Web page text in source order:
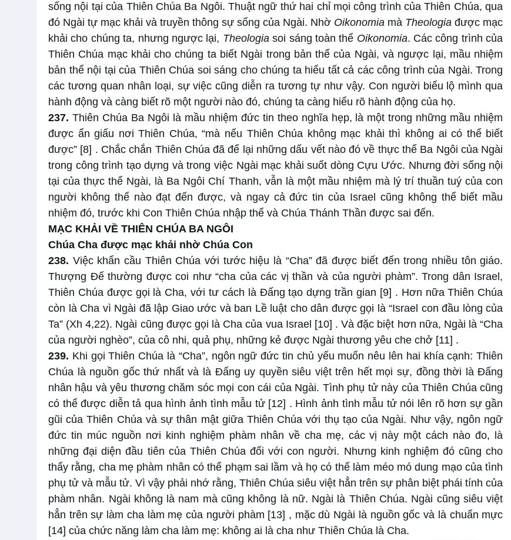
sống nội tại của Thiên Chúa Ba Ngôi. Thuật ngữ thứ hai chỉ mọi công trình của Thiên Chúa, qua
đó Ngài tự mạc khải và truyền thông sự sống của Ngài. Nhờ Oikonomia mà Theologiađược mạc
khải cho chúng ta, nhưng ngược lại, Theologiasoi sáng toàn thể Oikonomia. Các công trình của
Thiên Chúa mạc khải cho chúng ta biết Ngài trong bản thể của Ngài, và ngược lại, mầu nhiệm
bản thể nội tại của Thiên Chúa soi sáng cho chúng ta hiểu tất cả các công trình của Ngài. Trong
các tương quan nhân loại, sự việc cũng diễn ra tương tự như vậy. Con người biểu lộ mình qua
hành động và càng biết rõ một người nào đó, chúng ta càng hiểu rõ hành động của họ.
237. Thiên Chúa Ba Ngôi là mầu nhiệm đức tin theo nghĩa hẹp, là một trong những mầu nhiệm
được ẩn giấu nơi Thiên Chúa, “mà nếu Thiên Chúa không mạc khải thì không ai có thể biết
được” [8] . Chắc chắn Thiên Chúa đã để lại những dấu vết nào đó về thực thể Ba Ngôi của Ngài
trong công trình tạo dựng và trong việc Ngài mạc khải suốt dòng Cựu Ước. Nhưng đời sống nội
tại của thực thể Ngài, là Ba Ngôi Chí Thanh, vẫn là một mầu nhiệm mà lý trí thuần tuý của con
người không thể nào đạt đến được, và ngay cả đức tin của Israel cũng không thể biết mầu
nhiệm đó, trước khi Con Thiên Chúa nhập thể và Chúa Thánh Thần được sai đến.
MẠC KHẢI VỀ THIÊN CHÚA BA NGÔI
Chúa Cha được mạc khải nhờ Chúa Con
238. Việc khẩn cầu Thiên Chúa với tước hiệu là “Cha” đã được biết đến trong nhiều tôn giáo.
Thượng Đế thường được coi như “cha của các vị thần và của người phàm”. Trong dân Israel,
Thiên Chúa được gọi là Cha, với tư cách là Đấng tạo dựng trần gian [9] . Hơn nữa Thiên Chúa
còn là Cha vì Ngài đã lập Giao ước và ban Lề luật cho dân được gọi là “Israel con đầu lòng của
Ta” (Xh 4,22). Ngài cũng được gọi là Cha của vua Israel [10] . Và đặc biệt hơn nữa, Ngài là “Cha
của người nghèo”, của cô nhi, quả phụ, những kẻ được Ngài thương yêu che chở [11] .
239. Khi gọi Thiên Chúa là “Cha”, ngôn ngữ đức tin chủ yếu muốn nêu lên hai khía cạnh: Thiên
Chúa là nguồn gốc thứ nhất và là Đấng uy quyền siêu việt trên hết mọi sự, đồng thời là Đấng
nhân hậu và yêu thương chăm sóc mọi con cái của Ngài. Tình phụ tử này của Thiên Chúa cũng
có thể được diễn tả qua hình ảnh tình mẫu tử[12] . Hình ảnh tình mẫu tử nói lên rõ hơn sự gần
gũi của Thiên Chúa và sự thân mật giữa Thiên Chúa với thụ tạo của Ngài. Như vậy, ngôn ngữ
đức tin múc nguồn nơi kinh nghiệm phàm nhân về cha mẹ, các vị này một cách nào đo, là
những đại diện đầu tiên của Thiên Chúa đối với con người. Nhưng kinh nghiệm đó cũng cho
thấy rằng, cha mẹ phàm nhân có thể phạm sai lầm và họ có thể làm méo mó dung mạo của tình
phụ tử và mẫu tử. Vì vậy phải nhớ rằng, Thiên Chúa siêu việt hẳn trên sự phân biệt phái tính của
phàm nhân. Ngài không là nam mà cũng không là nữ. Ngài là Thiên Chúa. Ngài cũng siêu việt
hẳn trên sự làm cha làm mẹ của người phàm [13] , mặc dù Ngài là nguồn gốc và là chuẩn mực
[14] của chức năng làm cha làm mẹ: không ai là cha như Thiên Chúa là Cha.